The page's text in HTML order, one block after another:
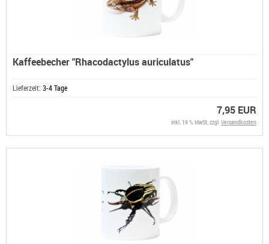
Kaffeebecher "Rhacodactylus auriculatus"
Lieferzeit: 3-4 Tage
7,95 EUR
inkl. 19 % MwSt. zzgl.Versandkosten